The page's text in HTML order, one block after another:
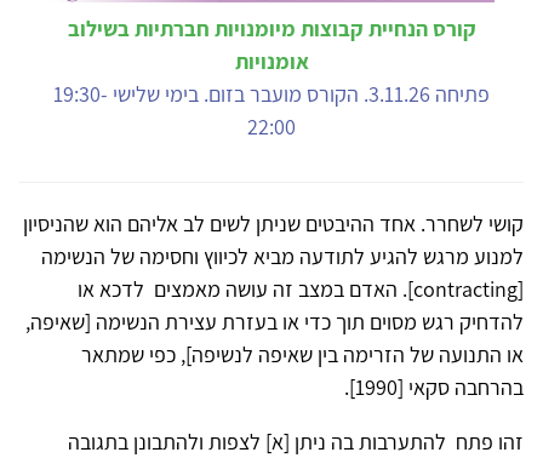
קורס הנחיית קבוצות מיומנויות חברתיות בשילוב
אומנויות
פתיחה 3.11.26. הקורס מועבר בזום. בימי שלישי 19:30-
22:00
קושי לשחרר. אחד ההיבטים שניתן לשים לב אליהם הוא שהניסיון
למנוע מרגש להגיע לתודעה מביא לכיווץ וחסימה של הנשימה
[contracting]. האדם במצב זה עושה מאמצים לדכא או
להדחיק רגש מסוים תוך כדי או בעזרת עצירת הנשימה [שאיפה,
או התנועה של הזרימה בין שאיפה לנשיפה], כפי שמתאר
בהרחבה סקאי [1990].
זהו פתח להתערבות בה ניתן [א] לצפות ולהתבונן בתגובה